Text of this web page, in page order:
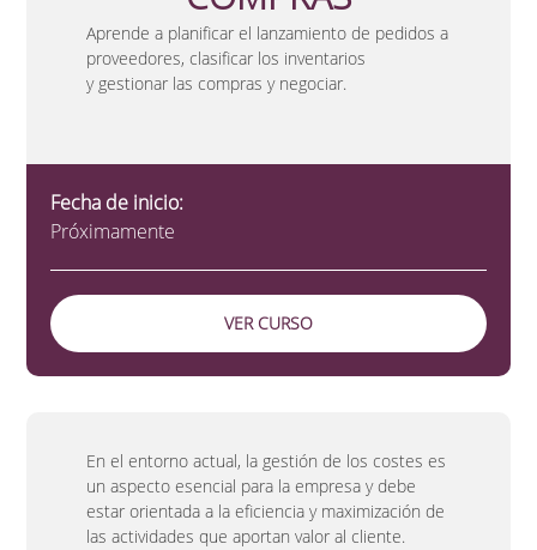
Aprende a planificar el lanzamiento de pedidos a
proveedores, clasificar los inventarios
y gestionar las compras y negociar.
Fecha de inicio:
Próximamente
VER CURSO
En el entorno actual, la gestión de los costes es
un aspecto esencial para la empresa y debe
estar orientada a la eficiencia y maximización de
las actividades que aportan valor al cliente.